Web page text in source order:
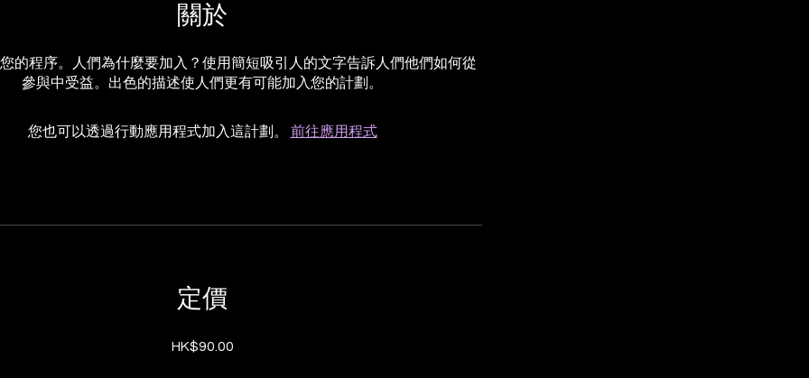
關於
的程序。人們為什麼要加入？使用簡短吸引人的文字告訴人們他們如何從
參與中受益。出色的描述使人們更有可能加入您的計劃。
您也可以透過行動應用程式加入這計劃。 前往應用程式
定價
HK$90.00